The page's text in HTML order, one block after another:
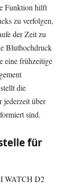
Funktion hilft
zu verfolgen,
der Zeit zu
Bluthochdruck
eine frühzeitige
die
über
sind.
für
WATCH D2